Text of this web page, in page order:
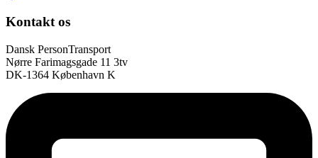
Kontakt os
Dansk PersonTransport
Nørre Farimagsgade 11 3tv
DK-1364 København K